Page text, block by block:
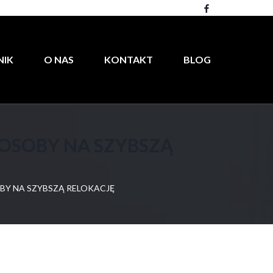
O NAS KONTAKT BLOG
NA SZYBSZĄ RELOKACJĘ